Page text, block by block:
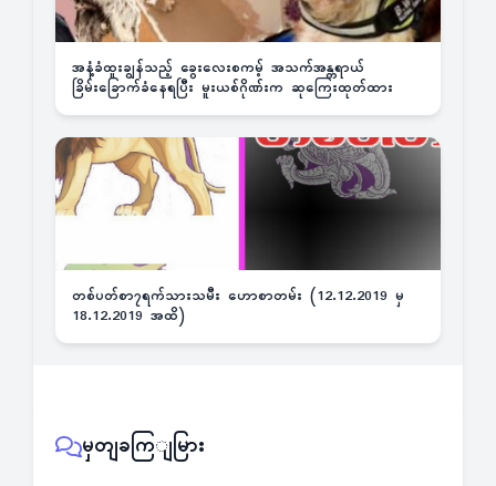
အနံ့ခံထူးချွန်သည့် ခွေးလေးစကမ့် အသက်အန္တရာယ်
ခြိမ်းခြောက်ခံနေရပြီး မူးယစ်ဂိုဏ်းက ဆုကြေးထုတ်ထား
တစ်ပတ်စာ၇ရက်သားသမီး ဟောစာတမ်း (12.12.2019 မှ
18.12.2019 အထိ)
မှတျခကြျမြား